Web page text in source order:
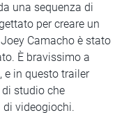
una sequenza di
per creare un
Camacho è stato
È bravissimo a
e in questo trailer
studio che
videogiochi.